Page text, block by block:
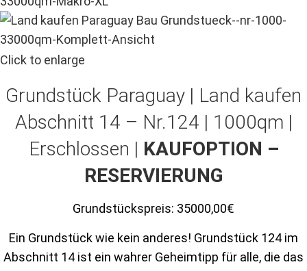
Click to enlarge
Grundstück Paraguay | Land kaufen
Abschnitt 14 – Nr.124 | 1000qm |
Erschlossen | KAUFOPTION –
RESERVIERUNG
Grundstückspreis: 35000,00€
Ein Grundstück wie kein anderes! Grundstück 124 im
Abschnitt 14 ist ein wahrer Geheimtipp für alle, die das